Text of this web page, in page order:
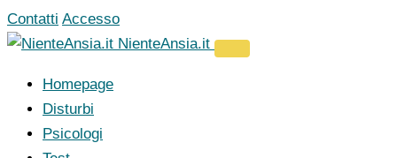
Vai
al
Contatti Accesso
NienteAnsia.it
Homepage
Disturbi
Psicologi